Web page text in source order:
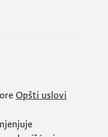
Opšti uslovi